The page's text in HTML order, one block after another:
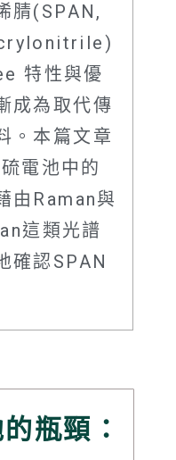
腈(SPAN,
特性與優
成為取代傳
。本篇文章
電池中的
由Raman與
這類光譜
確認SPAN
瓶頸：